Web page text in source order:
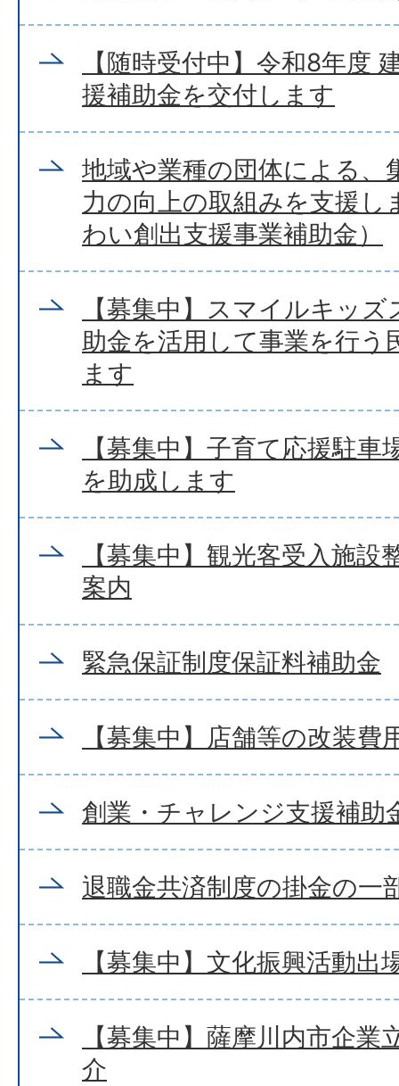
【随時受付中】令和8年度
援補助金を交付します
地域や業種の団体による、
力の向上の取組みを支援し
わい創出支援事業補助金）
【募集中】スマイルキッ
助金を活用して事業を行う
ます
【募集中】子育て応援駐
を助成します
【募集中】観光客受入施
案内
緊急保証制度保証料補助金
【募集中】店舗等の改装
創業・チャレンジ支援補助
退職金共済制度の掛金の一
【募集中】文化振興活動出
【募集中】薩摩川内市企
介